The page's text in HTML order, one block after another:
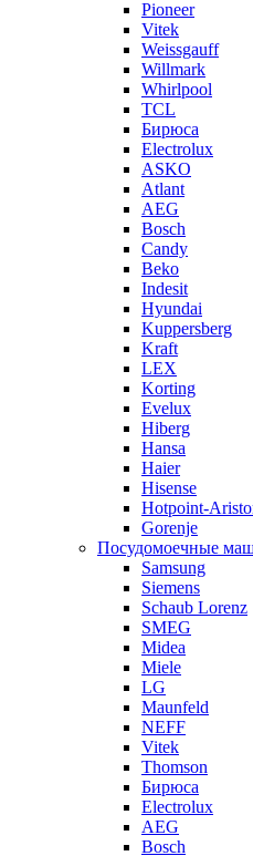
Pioneer
Vitek
Weissgauff
Willmark
Whirlpool
TCL
Бирюса
Electrolux
ASKO
Atlant
AEG
Bosch
Candy
Beko
Indesit
Hyundai
Kuppersberg
Kraft
LEX
Korting
Evelux
Hiberg
Hansa
Haier
Hisense
Hotpoint-
Gorenje
Посудомоечные
Samsung
Siemens
Schaub Lorenz
SMEG
Midea
Miele
LG
Maunfeld
NEFF
Vitek
Thomson
Бирюса
Electrolux
AEG
Bosch